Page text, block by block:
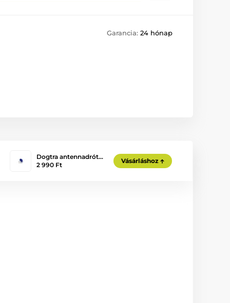
Garancia: 24 hónap
Dogtra antennadrót…
2 990 Ft
Vásárláshoz